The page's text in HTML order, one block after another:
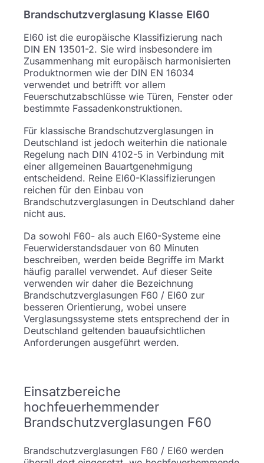
Brandschutzverglasung Klasse EI60
EI60 ist die europäische Klassifizierung nach
DIN EN 13501-2. Sie wird insbesondere im
Zusammenhang mit europäisch harmonisierten
Produktnormen wie der DIN EN 16034
verwendet und betrifft vor allem
Feuerschutzabschlüsse wie Türen, Fenster oder
bestimmte Fassadenkonstruktionen.
Für klassische Brandschutzverglasungen in
Deutschland ist jedoch weiterhin die nationale
Regelung nach DIN 4102-5 in Verbindung mit
einer allgemeinen Bauartgenehmigung
entscheidend. Reine EI60-Klassifizierungen
reichen für den Einbau von
Brandschutzverglasungen in Deutschland daher
nicht aus.
Da sowohl F60- als auch EI60-Systeme eine
Feuerwiderstandsdauer von 60 Minuten
beschreiben, werden beide Begriffe im Markt
häufig parallel verwendet. Auf dieser Seite
verwenden wir daher die Bezeichnung
Brandschutzverglasungen F60 / EI60 zur
besseren Orientierung, wobei unsere
Verglasungssysteme stets entsprechend der in
Deutschland geltenden bauaufsichtlichen
Anforderungen ausgeführt werden.
Einsatzbereiche
hochfeuerhemmender
Brandschutzverglasungen F60
Brandschutzverglasungen F60 / EI60 werden